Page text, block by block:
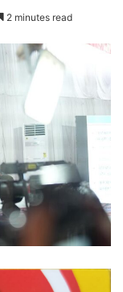
2 minutes read